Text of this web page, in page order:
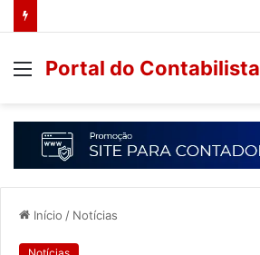
Portal do Contabilista
Início / Notícias